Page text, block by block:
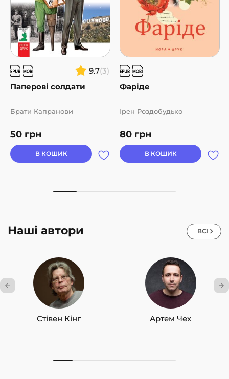
9.7(3)
Паперові солдати
50 грн
Брати Капранови
В КОШИК
Фаріде
80 грн
Ірен Роздобудько
В КОШИК
Наші автори ВСІ
Стівен Кінг Артем Чех